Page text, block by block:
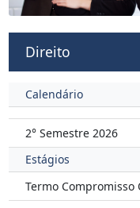
Direito
Calendário
2° Semestre 2026
Estágios
Termo